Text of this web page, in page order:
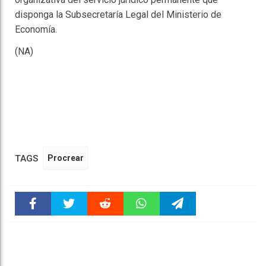
disponga la Subsecretaría Legal del Ministerio de
Economía.
(NA)
TAGS Procrear